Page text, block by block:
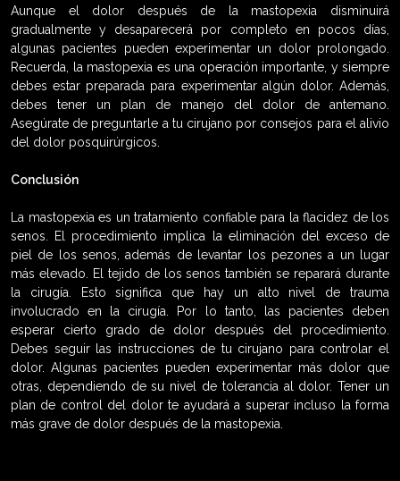
Aunque el dolor después de la mastopexia disminuirá
gradualmente y desaparecerá por completo en pocos días,
algunas pacientes pueden experimentar un dolor prolongado.
Recuerda, la mastopexia es una operación importante, y siempre
debes estar preparada para experimentar algún dolor. Además,
debes tener un plan de manejo del dolor de antemano.
Asegúrate de preguntarle a tu cirujano por consejos para el alivio
del dolor posquirúrgicos.
Conclusión
La mastopexia es un tratamiento confiable para la flacidez de los
senos. El procedimiento implica la eliminación del exceso de
piel de los senos, además de levantar los pezones a un lugar
más elevado. El tejido de los senos también se reparará durante
la cirugía. Esto significa que hay un alto nivel de trauma
involucrado en la cirugía. Por lo tanto, las pacientes deben
esperar cierto grado de dolor después del procedimiento.
Debes seguir las instrucciones de tu cirujano para controlar el
dolor. Algunas pacientes pueden experimentar más dolor que
otras, dependiendo de su nivel de tolerancia al dolor. Tener un
plan de control del dolor te ayudará a superar incluso la forma
más grave de dolor después de la mastopexia.